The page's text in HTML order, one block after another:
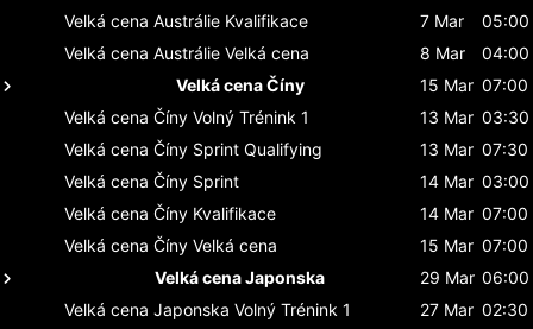
Velká cena Austrálie Kvalifikace 7 Mar
05:00
Velká cena Austrálie Velká cena 8 Mar
04:00
Velká cena Číny
15 Mar 07:00
Velká cena Číny Volný Trénink 1 13 Mar 03:30
Velká cena Číny Sprint Qualifying 13 Mar 07:30
Velká cena Číny Sprint 14 Mar 03:00
Velká cena Číny Kvalifikace 14 Mar 07:00
Velká cena Číny Velká cena 15 Mar 07:00
Velká cena Japonska
29 Mar 06:00
Velká cena Japonska Volný Trénink 1 27 Mar 02:30